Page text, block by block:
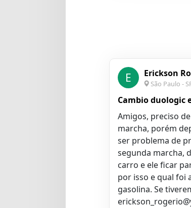
E Erickson
São Paulo -
Cambio duologic
Amigos, preciso
marcha, porém
ser problema de
segunda marcha,
carro e ele ficar
por isso e qual foi
gasolina. Se